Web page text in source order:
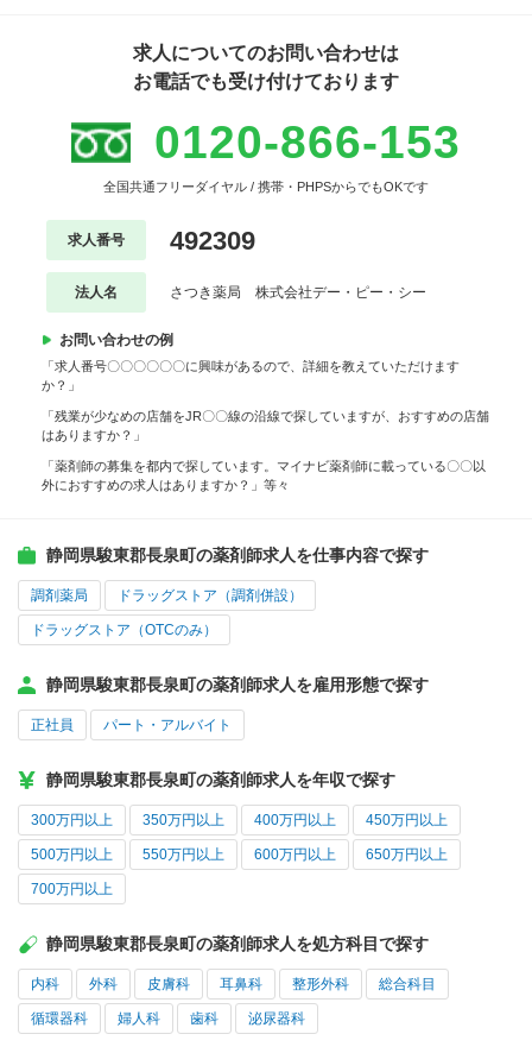
求人についてのお問い合わせは
お電話でも受け付けております
0120-866-153
全国共通フリーダイヤル / 携帯・PHPSからでもOKです
求人番号 492309
法人名 さつき薬局 株式会社デー・ピー・シー
お問い合わせの例
「求人番号〇〇〇〇〇〇に興味があるので、詳細を教えていただけます
か？」
「残業が少なめの店舗をJR〇〇線の沿線で探していますが、おすすめの店舗
はありますか？」
「薬剤師の募集を都内で探しています。マイナビ薬剤師に載っている〇〇以
外におすすめの求人はありますか？」等々
静岡県駿東郡長泉町の薬剤師求人を仕事内容で探す
調剤薬局 ドラッグストア（調剤併設）
ドラッグストア（OTCのみ）
静岡県駿東郡長泉町の薬剤師求人を雇用形態で探す
正社員 パート・アルバイト
静岡県駿東郡長泉町の薬剤師求人を年収で探す
300万円以上 350万円以上 400万円以上 450万円以上
500万円以上 550万円以上 600万円以上 650万円以上
700万円以上
静岡県駿東郡長泉町の薬剤師求人を処方科目で探す
内科 外科 皮膚科 耳鼻科 整形外科 総合科目
循環器科 婦人科 歯科 泌尿器科